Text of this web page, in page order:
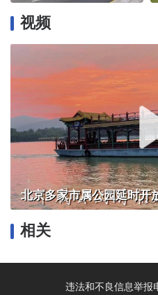
视频
相关
违法和不良信息举报